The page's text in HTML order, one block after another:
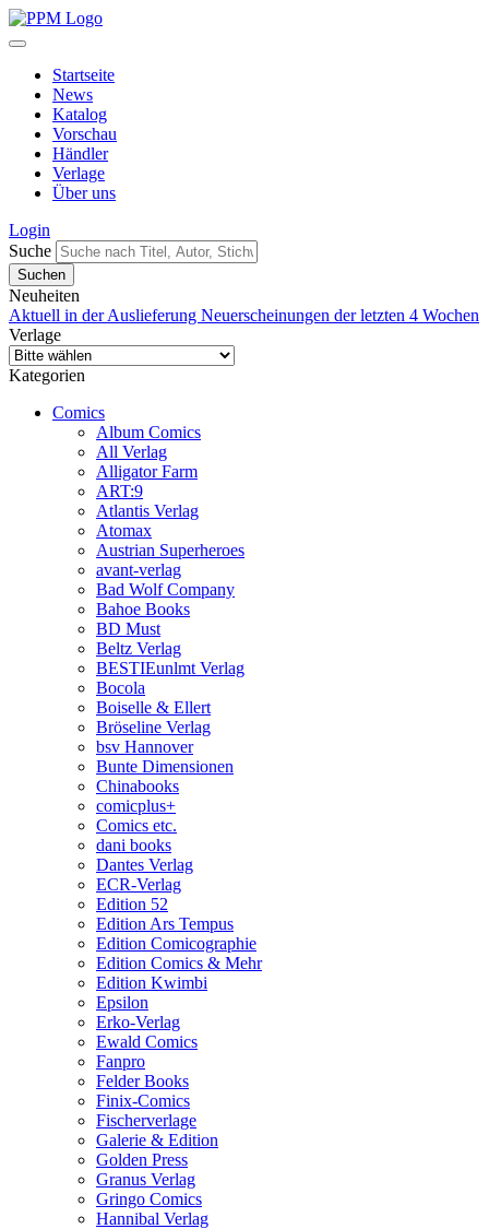
Startseite
News
Katalog
Vorschau
Händler
Verlage
Über uns
Login
Suche
Neuheiten
Aktuell in der Auslieferung Neuerscheinungen der letzten 4 Wochen
Verlage
Kategorien
Comics
Album Comics
All Verlag
Alligator Farm
ART:9
Atlantis Verlag
Atomax
Austrian Superheroes
avant-verlag
Bad Wolf Company
Bahoe Books
BD Must
Beltz Verlag
BESTIEunlmt Verlag
Bocola
Boiselle & Ellert
Bröseline Verlag
bsv Hannover
Bunte Dimensionen
Chinabooks
comicplus+
Comics etc.
dani books
Dantes Verlag
ECR-Verlag
Edition 52
Edition Ars Tempus
Edition Comicographie
Edition Comics & Mehr
Edition Kwimbi
Epsilon
Erko-Verlag
Ewald Comics
Fanpro
Felder Books
Finix-Comics
Fischerverlage
Galerie & Edition
Golden Press
Granus Verlag
Gringo Comics
Hannibal Verlag